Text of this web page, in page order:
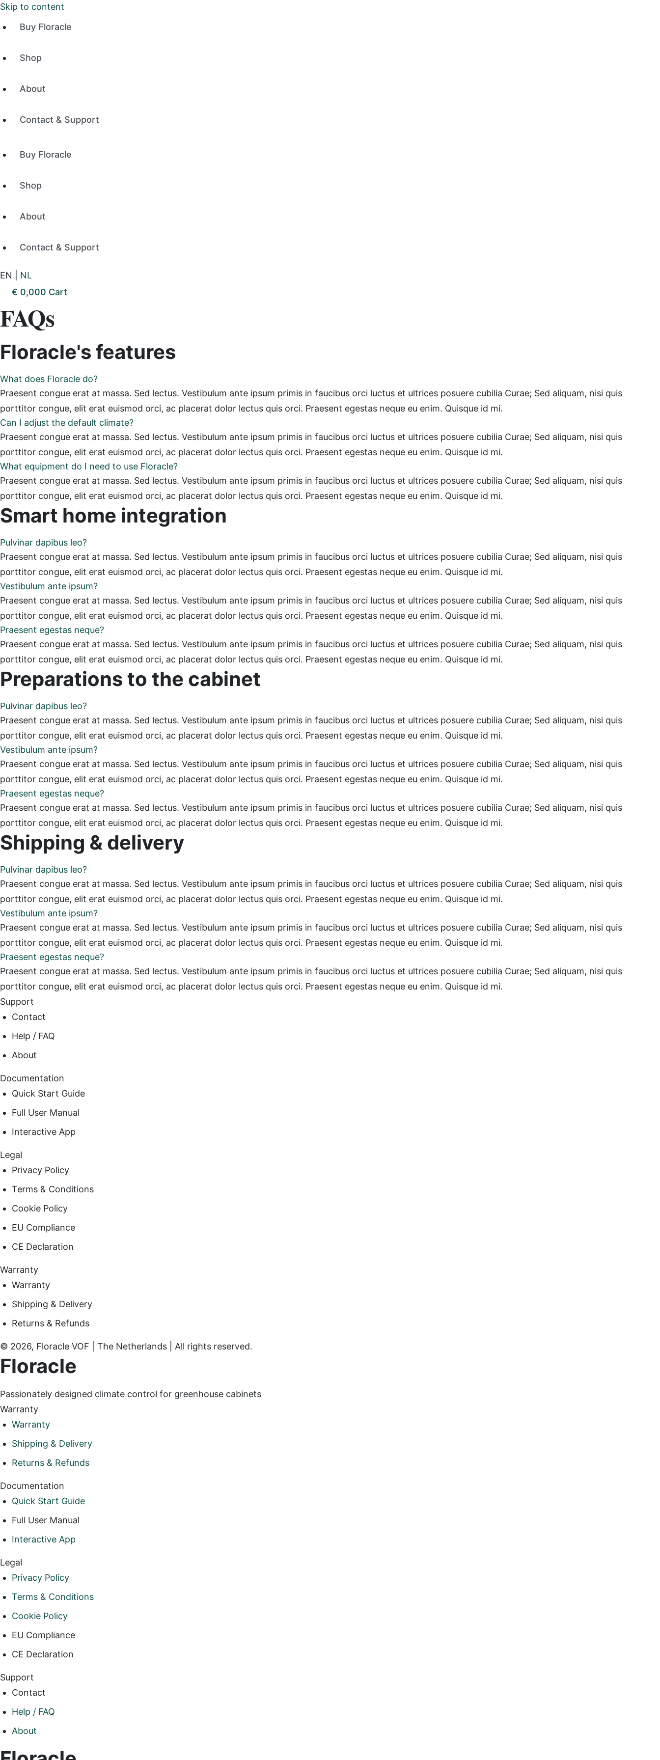
Skip to content
Buy Floracle
Shop
About
Contact & Support
Buy Floracle
Shop
About
Contact & Support
EN
NL
€ 0,000 Cart
FAQs
Floracle's features
What does Floracle do?
Praesent congue erat at massa. Sed lectus. Vestibulum ante ipsum primis in faucibus orci luctus et ultrices posuere cubilia Curae; Sed aliquam, nisi quis
porttitor congue, elit erat euismod orci, ac placerat dolor lectus quis orci. Praesent egestas neque eu enim. Quisque id mi.
Can I adjust the default climate?
Praesent congue erat at massa. Sed lectus. Vestibulum ante ipsum primis in faucibus orci luctus et ultrices posuere cubilia Curae; Sed aliquam, nisi quis
porttitor congue, elit erat euismod orci, ac placerat dolor lectus quis orci. Praesent egestas neque eu enim. Quisque id mi.
What equipment do I need to use Floracle?
Praesent congue erat at massa. Sed lectus. Vestibulum ante ipsum primis in faucibus orci luctus et ultrices posuere cubilia Curae; Sed aliquam, nisi quis
porttitor congue, elit erat euismod orci, ac placerat dolor lectus quis orci. Praesent egestas neque eu enim. Quisque id mi.
Smart home integration
Pulvinar dapibus leo?
Praesent congue erat at massa. Sed lectus. Vestibulum ante ipsum primis in faucibus orci luctus et ultrices posuere cubilia Curae; Sed aliquam, nisi quis
porttitor congue, elit erat euismod orci, ac placerat dolor lectus quis orci. Praesent egestas neque eu enim. Quisque id mi.
Vestibulum ante ipsum?
Praesent congue erat at massa. Sed lectus. Vestibulum ante ipsum primis in faucibus orci luctus et ultrices posuere cubilia Curae; Sed aliquam, nisi quis
porttitor congue, elit erat euismod orci, ac placerat dolor lectus quis orci. Praesent egestas neque eu enim. Quisque id mi.
Praesent egestas neque?
Praesent congue erat at massa. Sed lectus. Vestibulum ante ipsum primis in faucibus orci luctus et ultrices posuere cubilia Curae; Sed aliquam, nisi quis
porttitor congue, elit erat euismod orci, ac placerat dolor lectus quis orci. Praesent egestas neque eu enim. Quisque id mi.
Preparations to the cabinet
Pulvinar dapibus leo?
Praesent congue erat at massa. Sed lectus. Vestibulum ante ipsum primis in faucibus orci luctus et ultrices posuere cubilia Curae; Sed aliquam, nisi quis
porttitor congue, elit erat euismod orci, ac placerat dolor lectus quis orci. Praesent egestas neque eu enim. Quisque id mi.
Vestibulum ante ipsum?
Praesent congue erat at massa. Sed lectus. Vestibulum ante ipsum primis in faucibus orci luctus et ultrices posuere cubilia Curae; Sed aliquam, nisi quis
porttitor congue, elit erat euismod orci, ac placerat dolor lectus quis orci. Praesent egestas neque eu enim. Quisque id mi.
Praesent egestas neque?
Praesent congue erat at massa. Sed lectus. Vestibulum ante ipsum primis in faucibus orci luctus et ultrices posuere cubilia Curae; Sed aliquam, nisi quis
porttitor congue, elit erat euismod orci, ac placerat dolor lectus quis orci. Praesent egestas neque eu enim. Quisque id mi.
Shipping & delivery
Pulvinar dapibus leo?
Praesent congue erat at massa. Sed lectus. Vestibulum ante ipsum primis in faucibus orci luctus et ultrices posuere cubilia Curae; Sed aliquam, nisi quis
porttitor congue, elit erat euismod orci, ac placerat dolor lectus quis orci. Praesent egestas neque eu enim. Quisque id mi.
Vestibulum ante ipsum?
Praesent congue erat at massa. Sed lectus. Vestibulum ante ipsum primis in faucibus orci luctus et ultrices posuere cubilia Curae; Sed aliquam, nisi quis
porttitor congue, elit erat euismod orci, ac placerat dolor lectus quis orci. Praesent egestas neque eu enim. Quisque id mi.
Praesent egestas neque?
Praesent congue erat at massa. Sed lectus. Vestibulum ante ipsum primis in faucibus orci luctus et ultrices posuere cubilia Curae; Sed aliquam, nisi quis
porttitor congue, elit erat euismod orci, ac placerat dolor lectus quis orci. Praesent egestas neque eu enim. Quisque id mi.
Support
Contact
Help / FAQ
About
Documentation
Quick Start Guide
Full User Manual
Interactive App
Legal
Privacy Policy
Terms & Conditions
Cookie Policy
EU Compliance
CE Declaration
Warranty
Warranty
Shipping & Delivery
Returns & Refunds
© 2026, Floracle VOF | The Netherlands | All rights reserved.
Floracle
Passionately designed climate control for greenhouse cabinets
Warranty
Warranty
Shipping & Delivery
Returns & Refunds
Documentation
Quick Start Guide
Full User Manual
Interactive App
Legal
Privacy Policy
Terms & Conditions
Cookie Policy
EU Compliance
CE Declaration
Support
Contact
Help / FAQ
About